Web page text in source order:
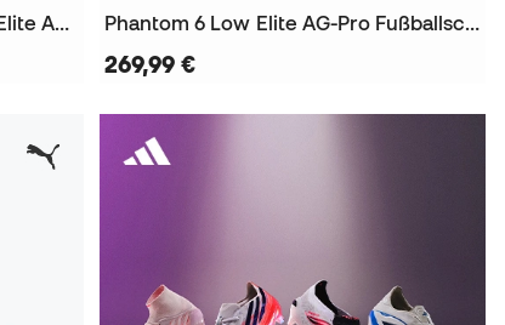
Air Zoom Mercurial Superfly 11 Elite AG-Pro Fußballschuhe Phantom 6 Low Elite AG-Pro Fußballschuhe
269,99 €